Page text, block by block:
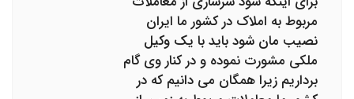
مربوط به املاک در کشور ما ایران
نصیب مان شود باید با یک وکیل
ملکی مشورت نموده و در کنار وی گام
برداریم زیرا همگان می دانیم که در